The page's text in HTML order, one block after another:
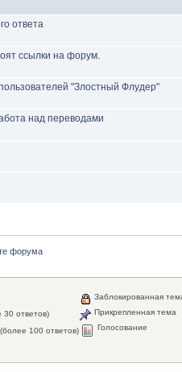
ответа
ссылки на форум.
"Злостный Флудер"
над переводами
форума
30 ответов)
100 ответов)
Заблокированная
Прикрепленная тема
Голосование